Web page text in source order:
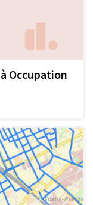
Occupation